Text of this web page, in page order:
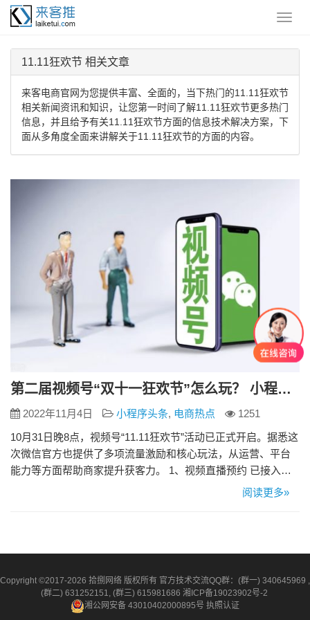
11.11狂欢节 相关文章
来客电商官网为您提供丰富、全面的，当下热门的11.11狂欢节
相关新闻资讯和知识，让您第一时间了解11.11狂欢节更多热门
信息，并且给予有关11.11狂欢节方面的信息技术解决方案，下
面从多角度全面来讲解关于11.11狂欢节的方面的内容。
第二届视频号“双十一狂欢节”怎么玩？ 小程序商家四招获取流量激励
2022年11月4日 小程序头条, 电商热点
1251
10月31日晚8点，视频号“11.11狂欢节”活动已正式开启。据悉这
次微信官方也提供了多项流量激励和核心玩法，从运营、平台
能力等方面帮助商家提升获客力。 1、视频直播预约 已接入自
定义版交易组件的小程序商家，可以在小程序店铺首页位置投
动…
阅读更多»
Copyright ©2017-2026 拾捌网络 版权所有 官方技术交流QQ群：(群一) 340645969 ,
(群二) 631252151, (群三) 615981686 湘ICP备19023902号-2
湘公网安备 43010402000895号 执照认证